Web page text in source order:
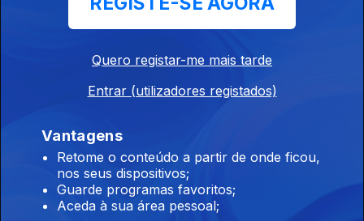
aviso do Presidente
16h Escolas aguardam resultados das
07 ago. 2026
15h Algumas escolas já comecaram a receber
Quero registar-me mais tarde
Entrar (utilizadores registados)
Vantagens
Retome o conteúdo a partir de onde ficou,
nos seus dispositivos;
Guarde programas favoritos;
Aceda à sua área pessoal;